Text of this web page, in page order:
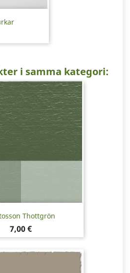
i samma kategori:
Thottgrön
Pris
7,00 €